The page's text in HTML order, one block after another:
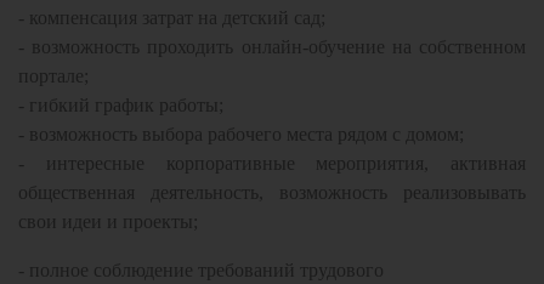
- компенсация затрат на детский сад;
- возможность проходить онлайн-обучение на собственном
портале;
- гибкий график работы;
- возможность выбора рабочего места рядом с домом;
- интересные корпоративные мероприятия, активная
общественная деятельность, возможность реализовывать
свои идеи и проекты;
- полное соблюдение требований трудового